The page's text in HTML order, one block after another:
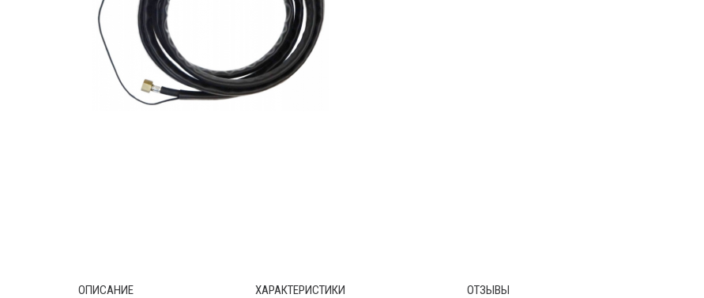
ОПИСАНИЕ ХАРАКТЕРИСТИКИ ОТЗЫВЫ